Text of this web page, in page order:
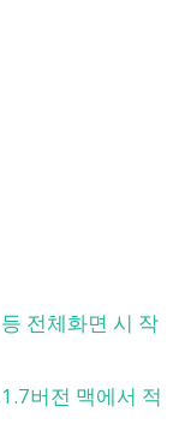
전체화면 시 작
버전 맥에서 적